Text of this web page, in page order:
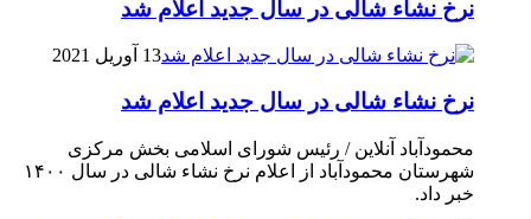
نرخ نشاء شالی در سال جدید اعلام شد
13 آوریل 2021
نرخ نشاء شالی در سال جدید اعلام شد
محمودآباد آنلاین / رئیس شورای اسلامی بخش مرکزی
شهرستان محمودآباد از اعلام نرخ نشاء شالی در سال ۱۴۰۰
خبر داد.